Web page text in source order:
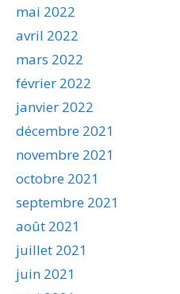
mai 2022
avril 2022
mars 2022
février 2022
janvier 2022
décembre 2021
novembre 2021
octobre 2021
septembre 2021
août 2021
juillet 2021
juin 2021